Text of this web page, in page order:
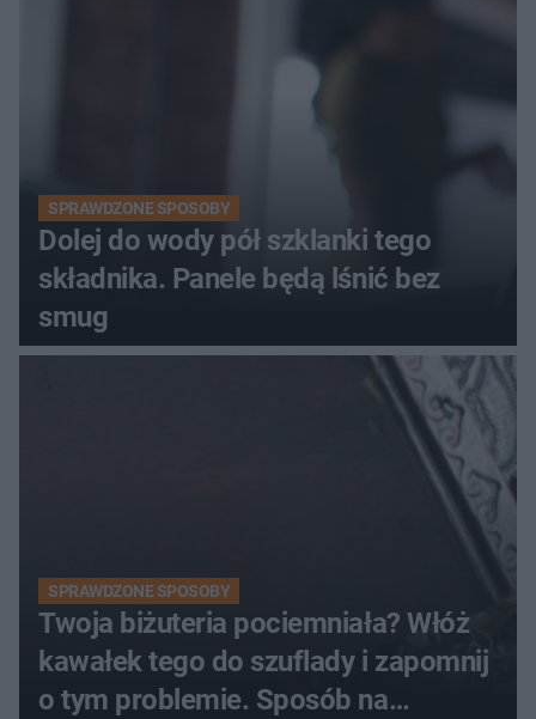
SPRAWDZONE SPOSOBY
Dolej do wody pół szklanki tego
składnika. Panele będą lśnić bez
smug
SPRAWDZONE SPOSOBY
Twoja biżuteria pociemniała? Włóż
kawałek tego do szuflady i zapomnij
o tym problemie. Sposób na